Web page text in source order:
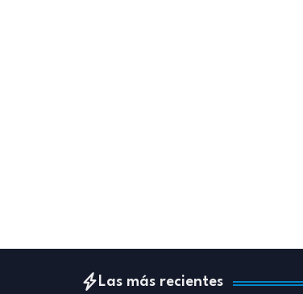
Las más recientes